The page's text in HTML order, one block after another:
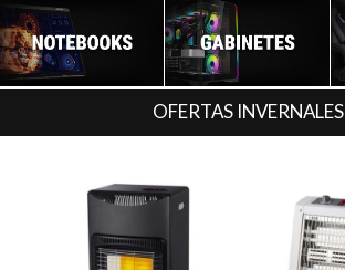
OFERTAS INVERNALES